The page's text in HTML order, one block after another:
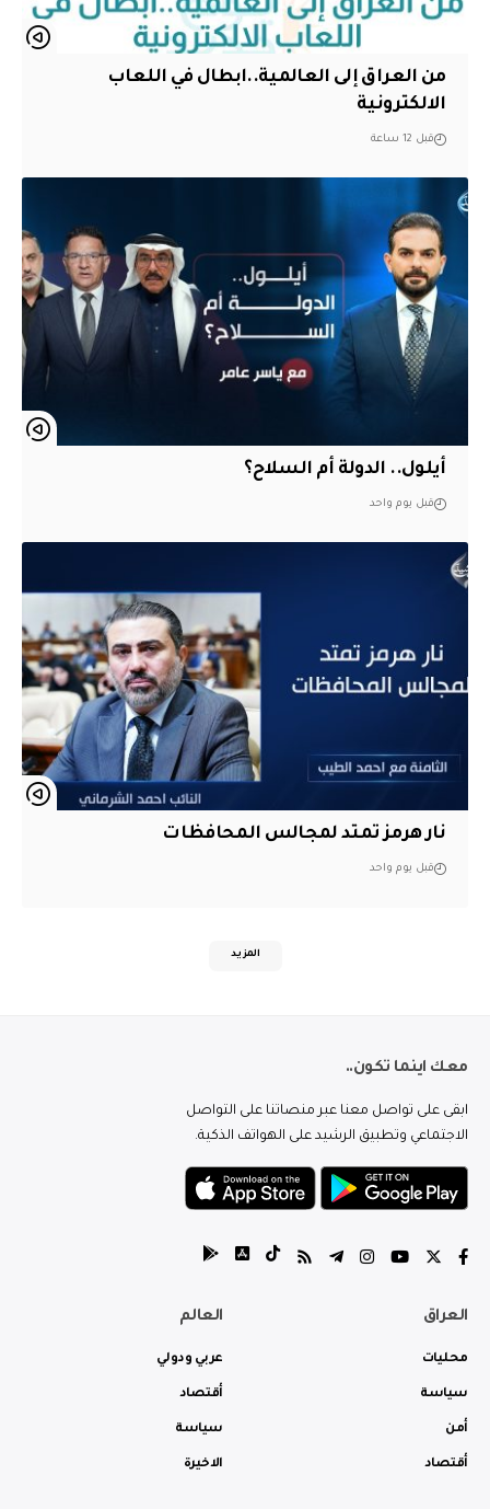
من العراق إلى العالمية..ابطال في اللعاب
الالكترونية
قبل 12 ساعة
أيلول.. الدولة أم السلاح؟
قبل يوم واحد
نار هرمز تمتد لمجالس المحافظات
قبل يوم واحد
المزيد
معك اينما تكون..
ابقى على تواصل معنا عبر منصاتنا على التواصل
الاجتماعي وتطبيق الرشيد على الهواتف الذكية.
العراق
محليات
سياسة
أمن
أقتصاد
العالم
عربي ودولي
أقتصاد
سياسة
الاخيرة